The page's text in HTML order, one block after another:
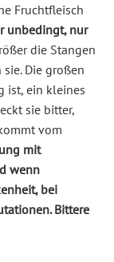
Fruchtfleisch
unbedingt, nur
die Stangen
Die großen
ist, ein kleines
sie bitter,
vom
mit
wenn
bei
Bittere